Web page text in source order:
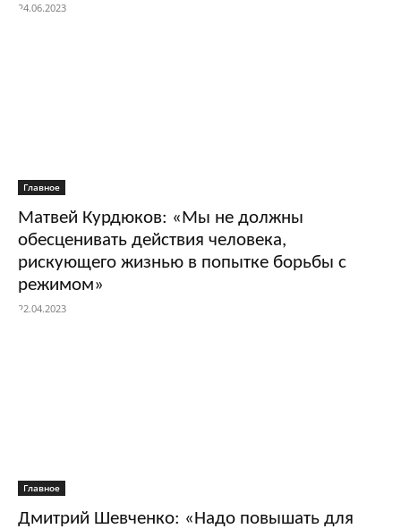
24.06.2023
Главное
Матвей Курдюков: «Мы не должны
обесценивать действия человека,
рискующего жизнью в попытке борьбы с
режимом»
22.04.2023
Главное
Дмитрий Шевченко: «Надо повышать для